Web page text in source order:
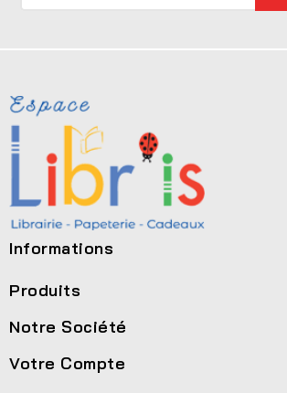
Informations
Produits
Notre Société
Votre Compte